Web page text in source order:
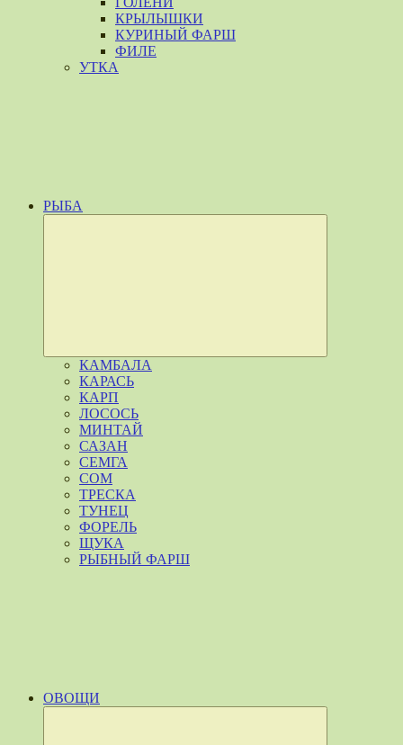
КРЫЛЫШКИ
КУРИНЫЙ ФАРШ
ФИЛЕ
УТКА
РЫБА
КАМБАЛА
КАРАСЬ
КАРП
ЛОСОСЬ
МИНТАЙ
САЗАН
СЕМГА
СОМ
ТРЕСКА
ТУНЕЦ
ФОРЕЛЬ
ЩУКА
РЫБНЫЙ ФАРШ
ОВОЩИ